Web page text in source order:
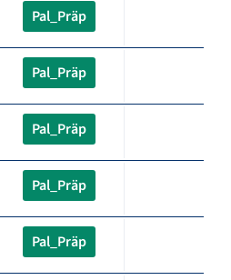
Pal_Präp
Pal_Präp
Pal_Präp
Pal_Präp
Pal_Präp